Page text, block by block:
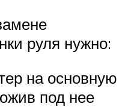
руля нужно:
на основную
под нее